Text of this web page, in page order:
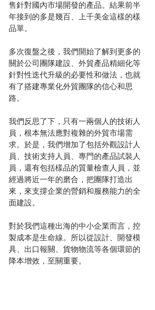
售針對國內市場開發的產品。結果前半
年接到的多是幾百、上千美金這樣的樣
品單。
多次復盤之後，我們開始了解到更多的
關於公司團隊建設、外貿產品精細化等
針對性迭代升級的必要性和做法，也就
有了搭建專業化外貿團隊的信心和思
路。
我們反思了下，只有一兩個人的技術人
員，根本無法應對複雜的外貿市場需
求。於是，我們增加了包括外觀設計人
員、技術支持人員、專門的產品試裝人
員，還有包括樣品的質量檢查人員，並
經過將近一年的磨合，把團隊打造出
來，來支撐企業的營銷和服務能力的全
面建設。
對於我們這種出海的中小企業而言，控
製成本是生命線。所以從設計、開發模
具、出口報關、貨物物流等各個環節的
降本增效，至關重要。